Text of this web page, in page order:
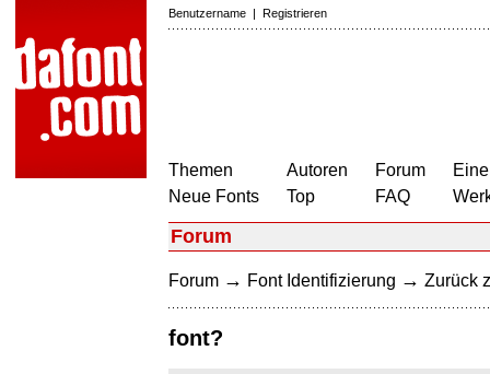
Benutzername | Registrieren
Themen
Neue Fonts
Autoren
Top
Forum
FAQ
Forum
Forum → Font Identifizierung → Zurück
font?